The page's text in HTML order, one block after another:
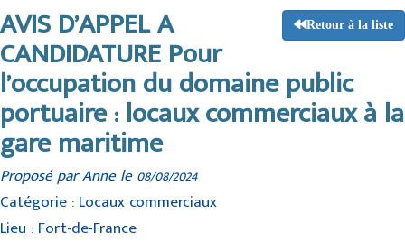
Retour à la liste
AVIS D’APPEL A
CANDIDATURE Pour
l’occupation du domaine public
portuaire : locaux commerciaux à la
gare maritime
Proposé par Anne le 08/08/2024
Catégorie : Locaux commerciaux
Lieu : Fort-de-France